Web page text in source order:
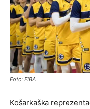
Foto: FIBA
Košarkaška